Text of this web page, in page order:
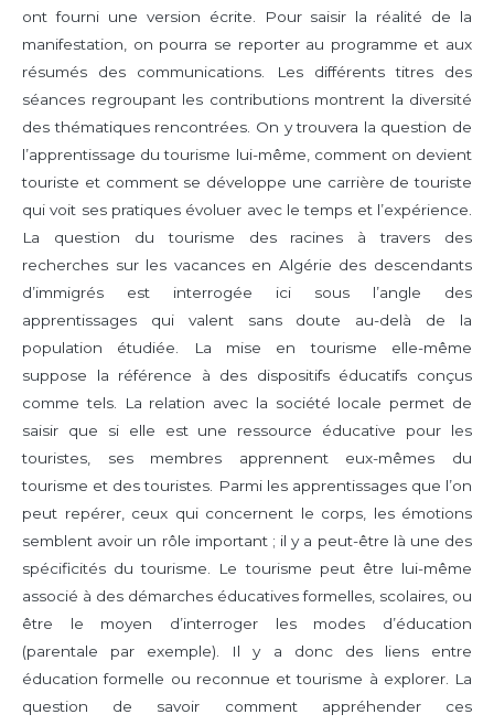
ont fourni une version écrite. Pour saisir la réalité de la
manifestation, on pourra se reporter au programme et aux
résumés des communications. Les différents titres des
séances regroupant les contributions montrent la diversité
des thématiques rencontrées. On y trouvera la question de
l’apprentissage du tourisme lui-même, comment on devient
touriste et comment se développe une carrière de touriste
qui voit ses pratiques évoluer avec le temps et l’expérience.
La question du tourisme des racines à travers des
recherches sur les vacances en Algérie des descendants
d’immigrés est interrogée ici sous l’angle des
apprentissages qui valent sans doute au-delà de la
population étudiée. La mise en tourisme elle-même
suppose la référence à des dispositifs éducatifs conçus
comme tels. La relation avec la société locale permet de
saisir que si elle est une ressource éducative pour les
touristes, ses membres apprennent eux-mêmes du
tourisme et des touristes. Parmi les apprentissages que l’on
peut repérer, ceux qui concernent le corps, les émotions
semblent avoir un rôle important ; il y a peut-être là une des
spécificités du tourisme. Le tourisme peut être lui-même
associé à des démarches éducatives formelles, scolaires, ou
être le moyen d’interroger les modes d’éducation
(parentale par exemple). Il y a donc des liens entre
éducation formelle ou reconnue et tourisme à explorer. La
question de savoir comment appréhender ces